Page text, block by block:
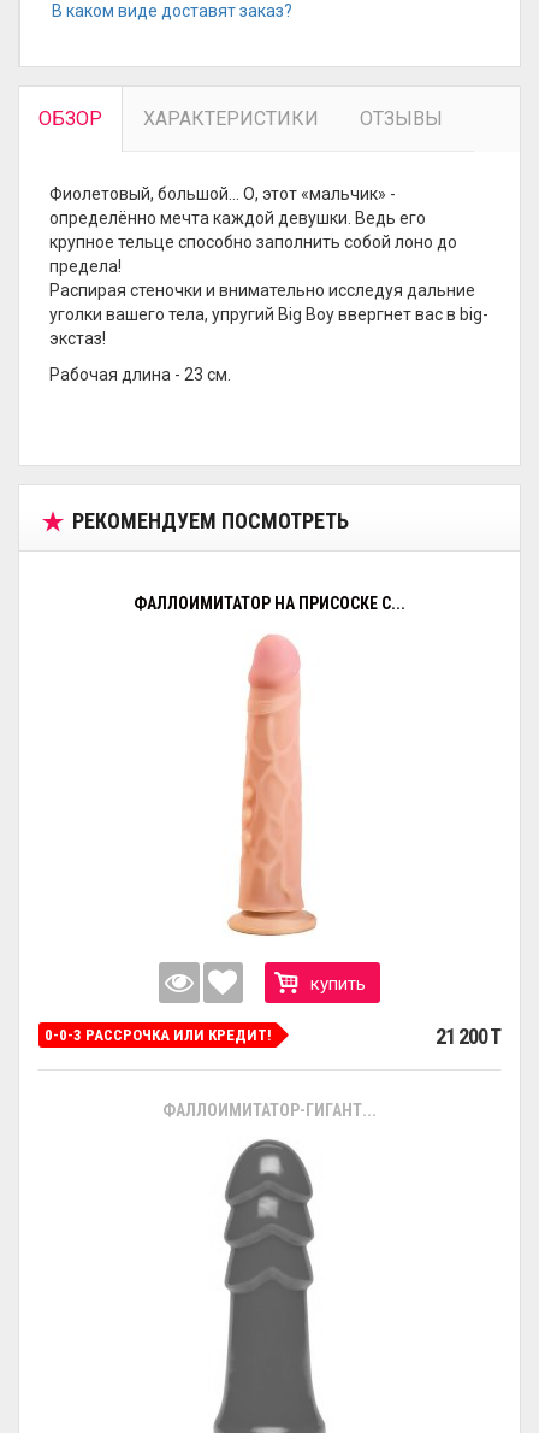
В каком виде доставят заказ?
ОБЗОР ХАРАКТЕРИСТИКИ ОТЗЫВЫ
Фиолетовый, большой… О, этот «мальчик» -
определённо мечта каждой девушки. Ведь его
крупное тельце способно заполнить собой лоно до
предела!
Распирая стеночки и внимательно исследуя дальние
уголки вашего тела, упругий Big Boy ввергнет вас в big-
экстаз!
Рабочая длина - 23 см.
РЕКОМЕНДУЕМ ПОСМОТРЕТЬ
ФАЛЛОИМИТАТОР НА ПРИСОСКЕ С...
купить
0-0-3 РАССРОЧКА ИЛИ КРЕДИТ! 21 200 T
ФАЛЛОИМИТАТОР-ГИГАНТ...